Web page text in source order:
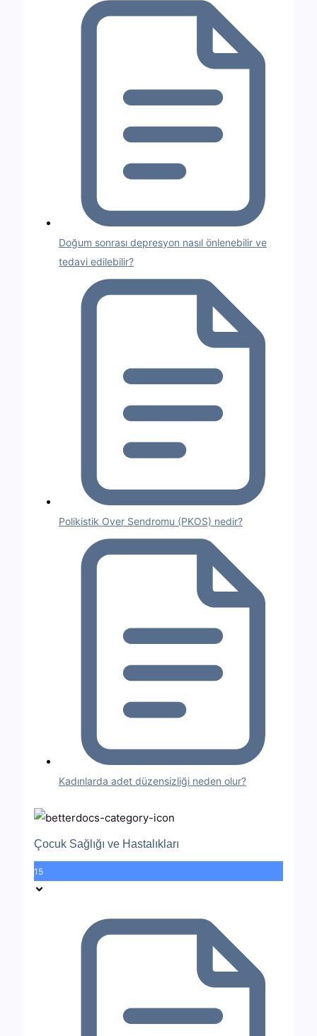
Doğum sonrası depresyon nasıl önlenebilir ve
tedavi edilebilir?
Polikistik Over Sendromu (PKOS) nedir?
Kadınlarda adet düzensizliği neden olur?
Çocuk Sağlığı ve Hastalıkları
15